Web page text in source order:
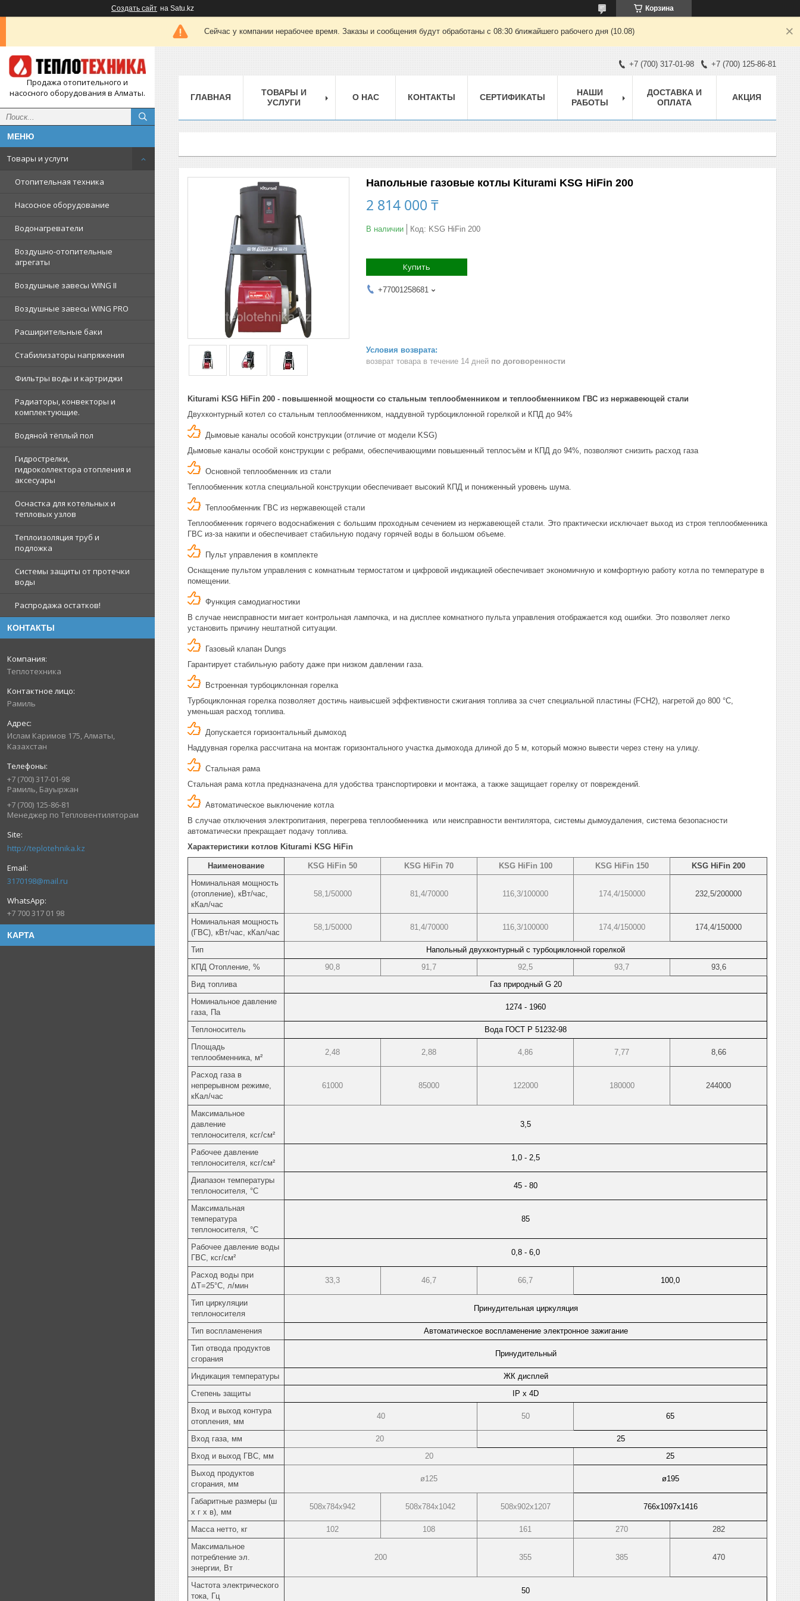
Создать сайт на Satu.kz Корзина
Сейчас у компании нерабочее время. Заказы и сообщения будут обработаны с 08:30 ближайшего рабочего дня (10.08)
Продажа отопительного и
насосного оборудования в Алматы.
Товары и услуги
Отопительная техника
Насосное оборудование
Водонагреватели
Воздушно-отопительные
агрегаты
Воздушные завесы WING II
Воздушные завесы WING PRO
Расширительные баки
Стабилизаторы напряжения
Фильтры воды и картриджи
Радиаторы, конвекторы и
комплектующие.
Водяной тёплый пол
Гидрострелки,
гидроколлектора отопления и
аксесуары
Оснастка для котельных и
тепловых узлов
Теплоизоляция труб и
подложка
Системы защиты от протечки
воды
Распродажа остатков!
КОНТАКТЫ
Теплотехника
Рамиль
Ислам Каримов 175, Алматы,
Казахстан
+7 (700) 317-01-98
Рамиль, Бауыржан
+7 (700) 125-86-81
Менеджер по Тепловентиляторам
http://teplotehnika.kz
3170198@mail.ru
+7 700 317 01 98
КАРТА
+7 (700) 317-01-98 +7 (700) 125-86-81
ГЛАВНАЯ
ТОВАРЫ И
УСЛУГИ
О НАС КОНТАКТЫ СЕРТИФИКАТЫ
НАШИ
РАБОТЫ
ДОСТАВКА И
ОПЛАТА
АКЦИЯ
Напольные газовые котлы Kiturami KSG HiFin 200
2 814 000 ₸
В наличии Код: KSG HiFin 200
Купить
+77001258681
возврат товара в течение 14 дней по договоренности
Kiturami KSG HiFin 200 - повышенной мощности со стальным теплообменником и теплообменником ГВС из нержавеющей стали
Двухконтурный котел со стальным теплообменником, наддувной турбоциклонной горелкой и КПД до 94%
Дымовые каналы особой конструкции (отличие от модели KSG)
Дымовые каналы особой конструкции с ребрами, обеспечивающими повышенный теплосъём и КПД до 94%, позволяют снизить расход газа
Основной теплообменник из стали
Теплообменник котла специальной конструкции обеспечивает высокий КПД и пониженный уровень шума.
Теплообменник ГВС из нержавеющей стали
Теплообменник горячего водоснабжения с большим проходным сечением из нержавеющей стали. Это практически исключает выход из строя теплообменника
ГВС из-за накипи и обеспечивает стабильную подачу горячей воды в большом объеме.
Пульт управления в комплекте
Оснащение пультом управления с комнатным термостатом и цифровой индикацией обеспечивает экономичную и комфортную работу котла по температуре в
помещении.
Функция самодиагностики
В случае неисправности мигает контрольная лампочка, и на дисплее комнатного пульта управления отображается код ошибки. Это позволяет легко
установить причину нештатной ситуации.
Газовый клапан Dungs
Гарантирует стабильную работу даже при низком давлении газа.
Встроенная турбоциклонная горелка
Турбоциклонная горелка позволяет достичь наивысшей эффективности сжигания топлива за счет специальной пластины (FCH2), нагретой до 800 °С,
уменьшая расход топлива.
Допускается горизонтальный дымоход
Наддувная горелка рассчитана на монтаж горизонтального участка дымохода длиной до 5 м, который можно вывести через стену на улицу.
Стальная рама
Стальная рама котла предназначена для удобства транспортировки и монтажа, а также защищает горелку от повреждений.
Автоматическое выключение котла
В случае отключения электропитания, перегрева теплообменника или неисправности вентилятора, системы дымоудаления, система безопасности
автоматически прекращает подачу топлива.
Характеристики котлов Kiturami KSG HiFin
Наименование KSG HiFin 50 KSG HiFin 70 KSG HiFin 100 KSG HiFin 150
KSG HiFin 200
Номинальная мощность
(отопление), кВт/час,
кКал/час
58,1/50000 81,4/70000 116,3/100000 174,4/150000 232,5/200000
Номинальная мощность
(ГВС), кВт/час, кКал/час
58,1/50000 81,4/70000 116,3/100000 174,4/150000 174,4/150000
Тип
Напольный двухконтурный с турбоциклонной горелкой
КПД Отопление, %
90,8 91,7 92,5 93,7
93,6
Вид топлива
Газ природный G 20
Номинальное давление
газа, Па
1274 - 1960
Теплоноситель
Вода ГОСТ Р 51232-98
Площадь
теплообменника, м²
2,48 2,88 4,86 7,77 8,66
Расход газа в
непрерывном режиме,
кКал/час
61000 85000 122000 180000 244000
Максимальное
давление
теплоносителя, ксг/см²
3,5
Рабочее давление
теплоносителя, ксг/см²
1,0 - 2,5
Диапазон температуры
теплоносителя, °С
45 - 80
Максимальная
температура
теплоносителя, °С
85
Рабочее давление воды
ГВС, ксг/см²
0,8 - 6,0
Расход воды при
ΔT=25°С, л/мин
33,3 46,7 66,7 100,0
Тип циркуляции
теплоносителя
Принудительная циркуляция
Тип воспламенения
Автоматическое воспламенение электронное зажигание
Тип отвода продуктов
сгорания
Принудительный
Индикация температуры
ЖК дисплей
Степень защиты
IP x 4D
Вход и выход контура
отопления, мм
40 50 65
Вход газа, мм 20
25
Вход и выход ГВС, мм
20
25
Выход продуктов
сгорания, мм
ø125 ø195
Габаритные размеры (ш
х г х в), мм
508х784х942 508х784х1042 508х902х1207 766х1097х1416
Масса нетто, кг 102 108 161 270
282
Максимальное
потребление эл.
энергии, Вт
200 355 385 470
Частота электрического
тока, Гц
50